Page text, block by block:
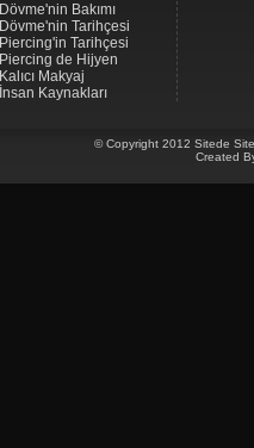
© Copyright 2012 Sitede
Created
Dövme'nin Bakımı
Dövme'nin Tarihçesi
Piercing'in Tarihçesi
Piercing de Hijyen
Kalıcı Makyaj
İnsan Kaynakları